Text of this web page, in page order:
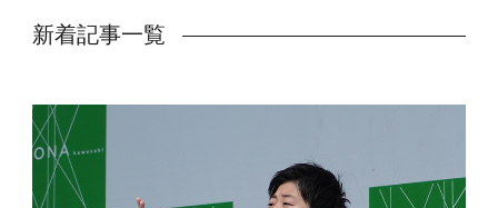
新着記事一覧